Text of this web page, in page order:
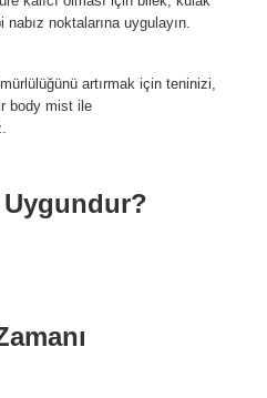
noktalarına uygulayın.
artırmak için teninizi,
body mist ile